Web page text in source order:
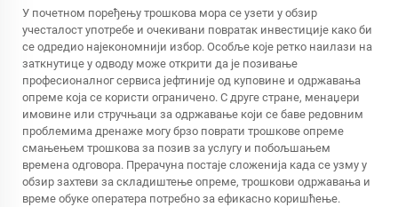
У почетном поређењу трошкова мора се узети у обзир
учесталост употребе и очекивани повратак инвестиције како би
се одредио најекономнији избор. Особље које ретко наилази на
заткнутице у одводу може открити да је позивање
професионалног сервиса јефтиније од куповине и одржавања
опреме која се користи ограничено. С друге стране, менаџери
имовине или стручњаци за одржавање који се баве редовним
проблемима дренаже могу брзо поврати трошкове опреме
смањењем трошкова за позив за услугу и побољшањем
времена одговора. Прерачуна постаје сложенија када се узму у
обзир захтеви за складиштење опреме, трошкови одржавања и
време обуке оператера потребно за ефикасно коришћење.